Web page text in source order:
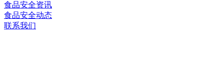
食品安全资讯
食品安全动态
联系我们